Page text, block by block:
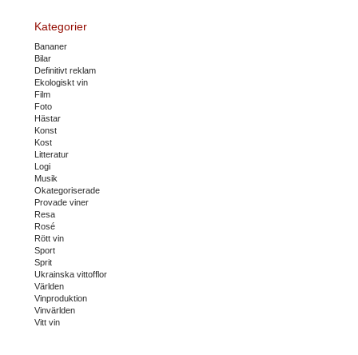
Kategorier
Bananer
Bilar
Definitivt reklam
Ekologiskt vin
Film
Foto
Hästar
Konst
Kost
Litteratur
Logi
Musik
Okategoriserade
Provade viner
Resa
Rosé
Rött vin
Sport
Sprit
Ukrainska vittofflor
Världen
Vinproduktion
Vinvärlden
Vitt vin